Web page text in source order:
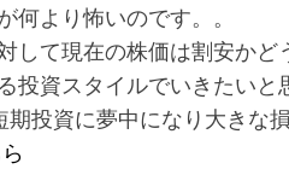
より怖いのです。。
して現在の株価は割安か
資スタイルでいきたいと
投資に夢中になり大きな